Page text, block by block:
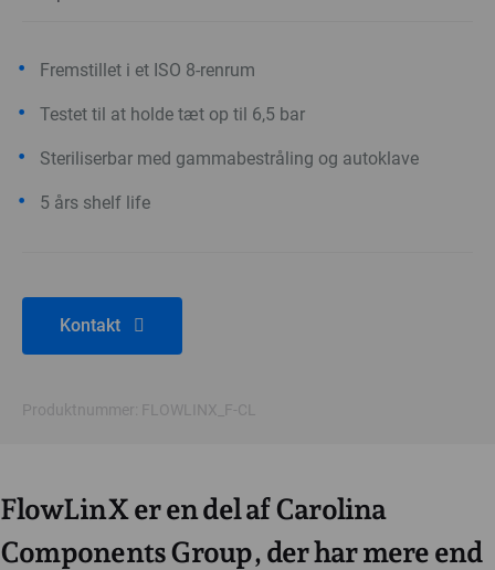
Fremstillet i et ISO 8-renrum
Testet til at holde tæt op til 6,5 bar
Steriliserbar med gammabestråling og autoklave
5 års shelf life
Kontakt
Produktnummer: FLOWLINX_F-CL
FlowLinX er en del af Carolina
Components Group, der har mere end